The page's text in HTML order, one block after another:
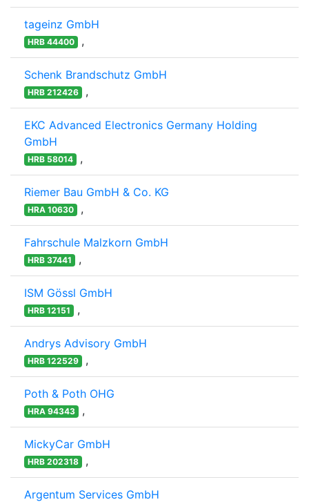
tageinz GmbH
HRB 44400 ,
Schenk Brandschutz GmbH
HRB 212426 ,
EKC Advanced Electronics Germany Holding
GmbH
HRB 58014 ,
Riemer Bau GmbH & Co. KG
HRA 10630 ,
Fahrschule Malzkorn GmbH
HRB 37441 ,
ISM Gössl GmbH
HRB 12151 ,
Andrys Advisory GmbH
HRB 122529 ,
Poth & Poth OHG
HRA 94343 ,
MickyCar GmbH
HRB 202318 ,
Argentum Services GmbH